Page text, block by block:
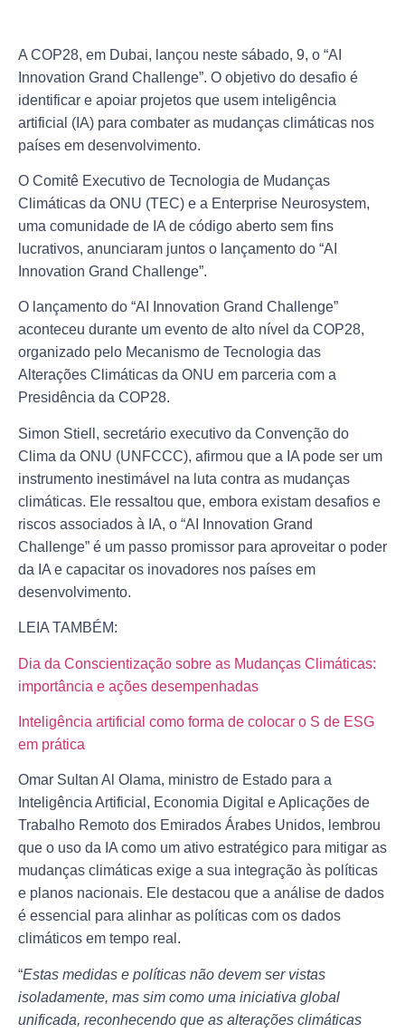
A COP28, em Dubai, lançou neste sábado, 9, o “AI
Innovation Grand Challenge”. O objetivo do desafio é
identificar e apoiar projetos que usem inteligência
artificial (IA) para combater as mudanças climáticas nos
países em desenvolvimento.
O Comitê Executivo de Tecnologia de Mudanças
Climáticas da ONU (TEC) e a Enterprise Neurosystem,
uma comunidade de IA de código aberto sem fins
lucrativos, anunciaram juntos o lançamento do “AI
Innovation Grand Challenge”.
O lançamento do “AI Innovation Grand Challenge”
aconteceu durante um evento de alto nível da COP28,
organizado pelo Mecanismo de Tecnologia das
Alterações Climáticas da ONU em parceria com a
Presidência da COP28.
Simon Stiell, secretário executivo da Convenção do
Clima da ONU (UNFCCC), afirmou que a IA pode ser um
instrumento inestimável na luta contra as mudanças
climáticas. Ele ressaltou que, embora existam desafios e
riscos associados à IA, o “AI Innovation Grand
Challenge” é um passo promissor para aproveitar o poder
da IA e capacitar os inovadores nos países em
desenvolvimento.
LEIA TAMBÉM:
Dia da Conscientização sobre as Mudanças Climáticas:
importância e ações desempenhadas
Inteligência artificial como forma de colocar o S de ESG
em prática
Omar Sultan Al Olama, ministro de Estado para a
Inteligência Artificial, Economia Digital e Aplicações de
Trabalho Remoto dos Emirados Árabes Unidos, lembrou
que o uso da IA como um ativo estratégico para mitigar as
mudanças climáticas exige a sua integração às políticas
e planos nacionais. Ele destacou que a análise de dados
é essencial para alinhar as políticas com os dados
climáticos em tempo real.
“Estas medidas e políticas não devem ser vistas
isoladamente, mas sim como uma iniciativa global
unificada, reconhecendo que as alterações climáticas